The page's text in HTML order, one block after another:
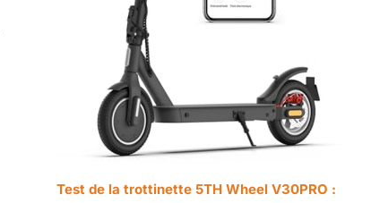
Test de la trottinette 5TH Wheel V30PRO :